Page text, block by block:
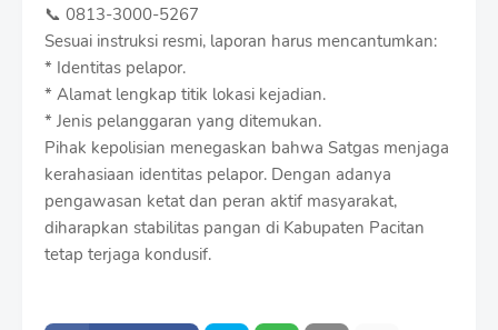
📞 0813-3000-5267
Sesuai instruksi resmi, laporan harus mencantumkan:
* Identitas pelapor.
* Alamat lengkap titik lokasi kejadian.
* Jenis pelanggaran yang ditemukan.
Pihak kepolisian menegaskan bahwa Satgas menjaga
kerahasiaan identitas pelapor. Dengan adanya
pengawasan ketat dan peran aktif masyarakat,
diharapkan stabilitas pangan di Kabupaten Pacitan
tetap terjaga kondusif.